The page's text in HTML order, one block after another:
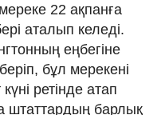
22 ақпанға
аталып келеді.
еңбегіне
бұл мерекені
ретінде атап
штаттардың барлық